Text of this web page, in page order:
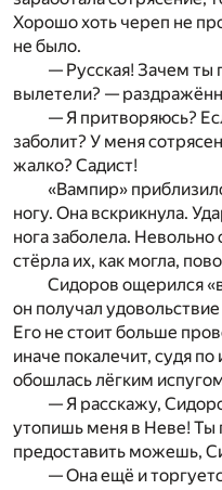
Хорошо хоть череп не
не было.
— Русская! Зачем ты
вылетели? —
— Я притворяюсь?
заболит? У меня
жалко? Садист!
«Вампир»
ногу. Она вскрикнула.
нога заболела. Невольно
стёрла их, как могла,
Сидоров ощерился
он получал
Его не стоит больше
иначе покалечит, судя
обошлась лёгким
— Я расскажу,
утопишь меня в Неве! Ты
предоставить можешь,
— Она ещё и